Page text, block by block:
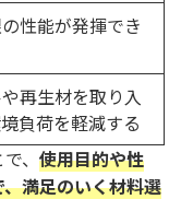
性能が発揮でき
再生材を取り入
負荷を軽減する
、 使用目的や性
満足のいく材料選